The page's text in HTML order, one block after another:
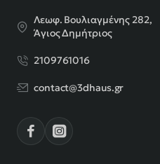
Λεωφ. Βουλιαγμένης 282,
Άγιος Δημήτριος
2109761016
contact@3dhaus.gr